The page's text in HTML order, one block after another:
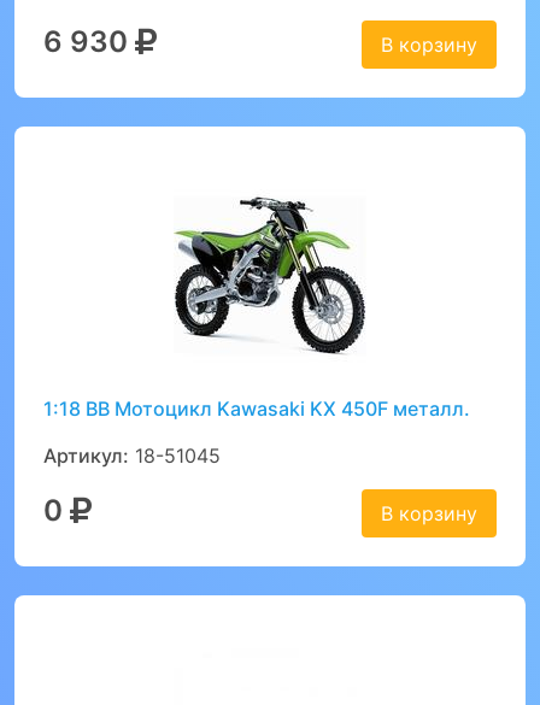
6 930 В корзину
1:18 BB Мотоцикл Kawasaki KX 450F металл.
Артикул: 18-51045
0 В корзину